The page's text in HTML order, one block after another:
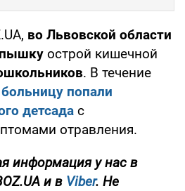
во Львовской области
острой кишечной
. В течение
попали
детсада с
отравления.
информация у нас в
и в Viber. Не